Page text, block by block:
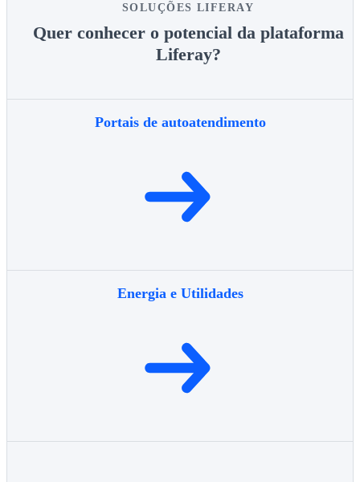
SOLUÇÕES LIFERAY
Quer conhecer o potencial da plataforma
Liferay?
Portais de autoatendimento
Energia e Utilidades